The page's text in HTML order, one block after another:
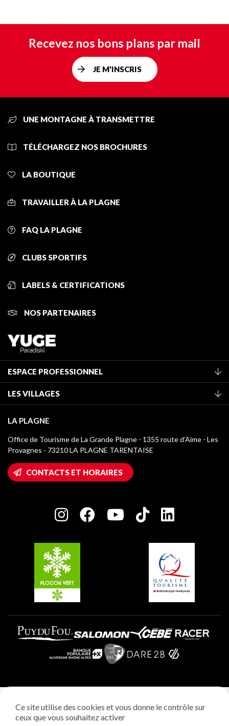
Recevez nos bons plans par mail
JE M'INSCRIS
UNE MONTAGNE À TRANSMETTRE
TÉLÉCHARGEZ NOS BROCHURES
LA BOUTIQUE
TRAVAILLER À LA PLAGNE
FAQ LA PLAGNE
CLUBS SPORTIFS
LABELS & CERTIFICATIONS
NOS PARTENAIRES
ESPACE PROFESSIONNEL
Classement des meublés
Taxe de séjour
Médiathèque
Logos La Plagne
Accès Wifi
Maison des Propriétaires
Charte des Acteurs Engagés
LES VILLAGES
Montchavin - Les Coches
Champagny-en-Vanoise
Plagne 1800
Plagne Villages
Plagne Aime 2000
LA PLAGNE
Office de Tourisme de La Grande Plagne - 1355 route d’Aime - Les
Provagnes - 73210 LA PLAGNE TARENTAISE
CONTACTS ET HORAIRES
Ce site utilise des cookies et vous donne le contrôle sur
ceux que vous souhaitez activer